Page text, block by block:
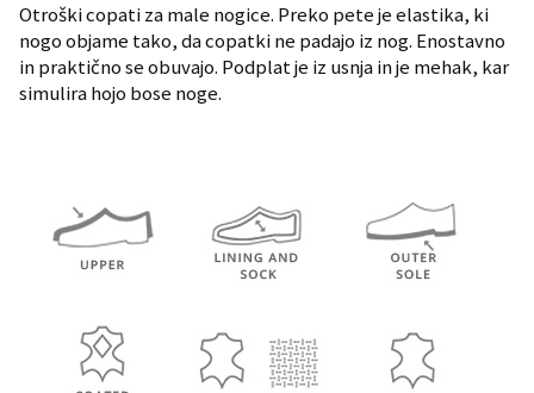
Otroški copati za male nogice. Preko pete je elastika, ki
nogo objame tako, da copatki ne padajo iz nog. Enostavno
in praktično se obuvajo. Podplat je iz usnja in je mehak, kar
simulira hojo bose noge.